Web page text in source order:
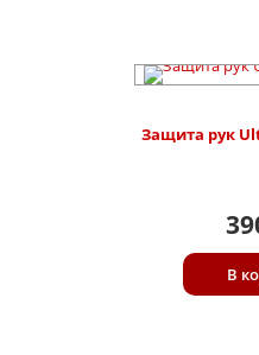
Защита рук
В